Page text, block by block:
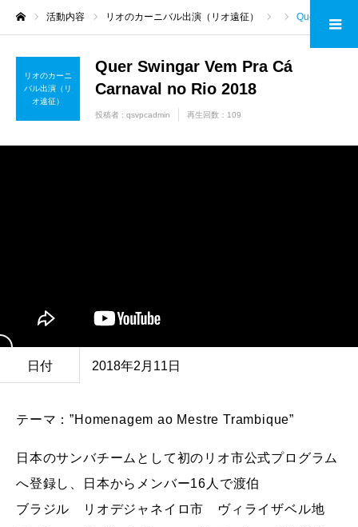
活動内容 リオのカーニバル出演（リオ遠征） Quer Swingar Vem Pra Cá Carnaval no Rio 2018
リオのカーニ
バル出演（リ
オ遠征）
Quer Swingar Vem Pra Cá
Carnaval no Rio 2018
投稿者 : qsvpcadmin 再生回数：109
日付 2018年2月11日
テーマ：”Homenagem ao Mestre Trambique”
日本のサンバチームとして初のリオ市公式プログラム
へ登録し、日本からメンバー16人で渡伯
ブラジル リオデジャネイロ市 ヴィライザベル地